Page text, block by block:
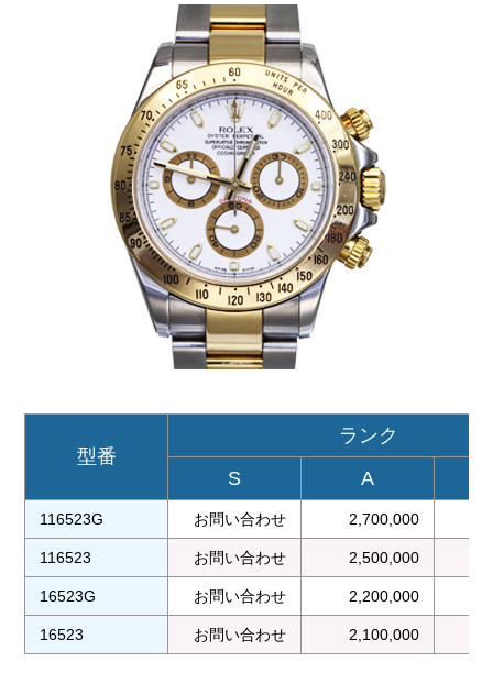
明石店へ電話で問い合わせる
型番
ランク
S
A
116523G お問い合わせ 2,700,000
116523 お問い合わせ 2,500,000
16523G お問い合わせ 2,200,000
16523 お問い合わせ 2,100,000